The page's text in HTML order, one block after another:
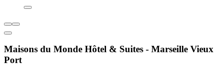
Maisons du Monde Hôtel & Suites - Marseille Vieux
Port